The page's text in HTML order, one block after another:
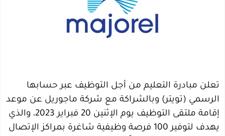
تعلن مبادرة التعليم من أجل التوظيف عبر حسابها
الرسمي (تويتر) وبالشراكة مع شركة ماجوريل عن موعد
إقامة ملتقى التوظيف يوم الإثنين 20 فبراير 2023، والذي
يهدف لتوفير 100 فرصة وظيفية شاغرة بمراكز الإتصال